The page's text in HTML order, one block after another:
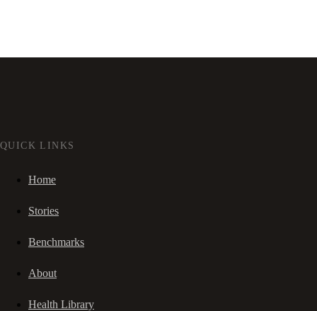
QUICK LINKS
Home
Stories
Benchmarks
About
Health Library